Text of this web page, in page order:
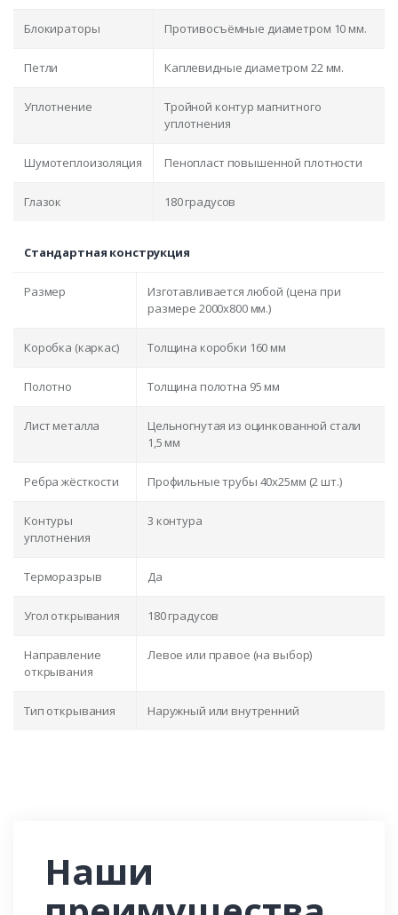
Блокираторы Противосъёмные диаметром 10 мм.
Петли Каплевидные диаметром 22 мм.
Уплотнение
Тройной контур магнитного
уплотнения
Шумотеплоизоляция Пенопласт повышенной плотности
Глазок 180 градусов
Стандартная конструкция
Размер
Изготавливается любой (цена при
размере 2000x800 мм.)
Коробка (каркас) Толщина коробки 160 мм
Полотно Толщина полотна 95 мм
Лист металла
Цельногнутая из оцинкованной стали
1,5 мм
Ребра жёсткости Профильные трубы 40х25мм (2 шт.)
Контуры
уплотнения
3 контура
Терморазрыв Да
Угол открывания 180 градусов
Направление
открывания
Левое или правое (на выбор)
Тип открывания Наружный или внутренний
Наши